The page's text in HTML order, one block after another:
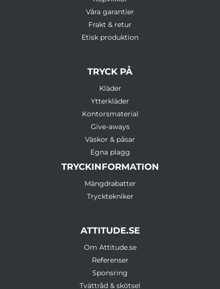
Våra garantier
Frakt & retur
Etisk produktion
TRYCK PÅ
Kläder
Ytterkläder
Kontorsmaterial
Give-aways
Väskor & påsar
Egna plagg
TRYCKINFORMATION
Mängdrabatter
Trycktekniker
ATTITUDE.SE
Om Attitude.se
Referenser
Sponsring
Tvättråd & skötsel